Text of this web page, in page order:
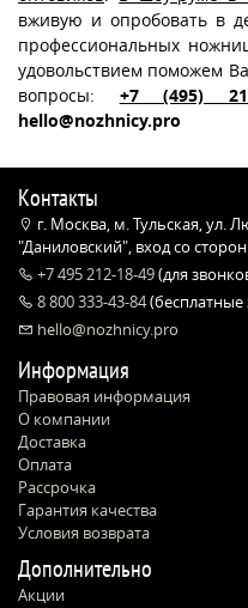
вживую и опробовать в
профессиональных
удовольствием поможем
вопросы: +7 (495)
hello@nozhnicy.pro
Контакты
г. Москва, м. Тульская, ул.
"Даниловский", вход со
+7 495 212-18-49(для
8 800 333-43-84(бесплатные
hello@nozhnicy.pro
Информация
Правовая информация
О компании
Доставка
Оплата
Рассрочка
Гарантия качества
Условия возврата
Дополнительно
Акции